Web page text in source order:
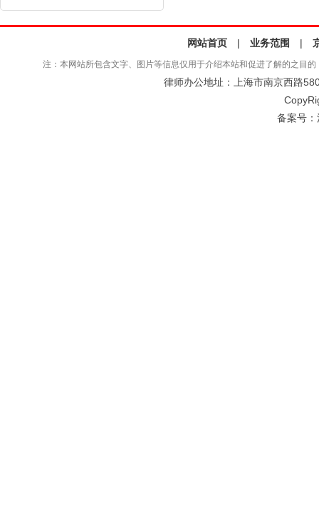
网站首页 | 业务范围 |
注：本网站所包含文字、图片等信息仅用于介绍本站和促进了解的之目
律师办公地址：上海市南京西路
备案号：